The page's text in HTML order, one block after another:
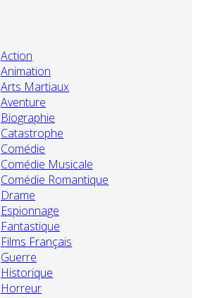
Action
Animation
Arts Martiaux
Aventure
Biographie
Catastrophe
Comédie
Comédie Musicale
Comédie Romantique
Drame
Espionnage
Fantastique
Films Français
Guerre
Historique
Horreur